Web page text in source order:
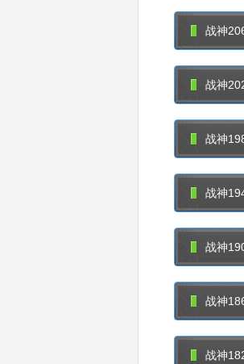
战神
战神
战神
战神
战神
战神
战神